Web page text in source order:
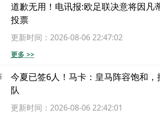
道歉无用！电讯报:欧足联决意将因凡
投票
更新时间：2026-08-06 22:47:02
更多 >>
今夏已签6人！马卡：皇马阵容饱和
队
更新时间：2026-08-06 22:42:01